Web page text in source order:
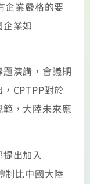
企業嚴格的要
業如
演講，會議期
CPTPP對於
，大陸未來應
出加入
制比中國大陸